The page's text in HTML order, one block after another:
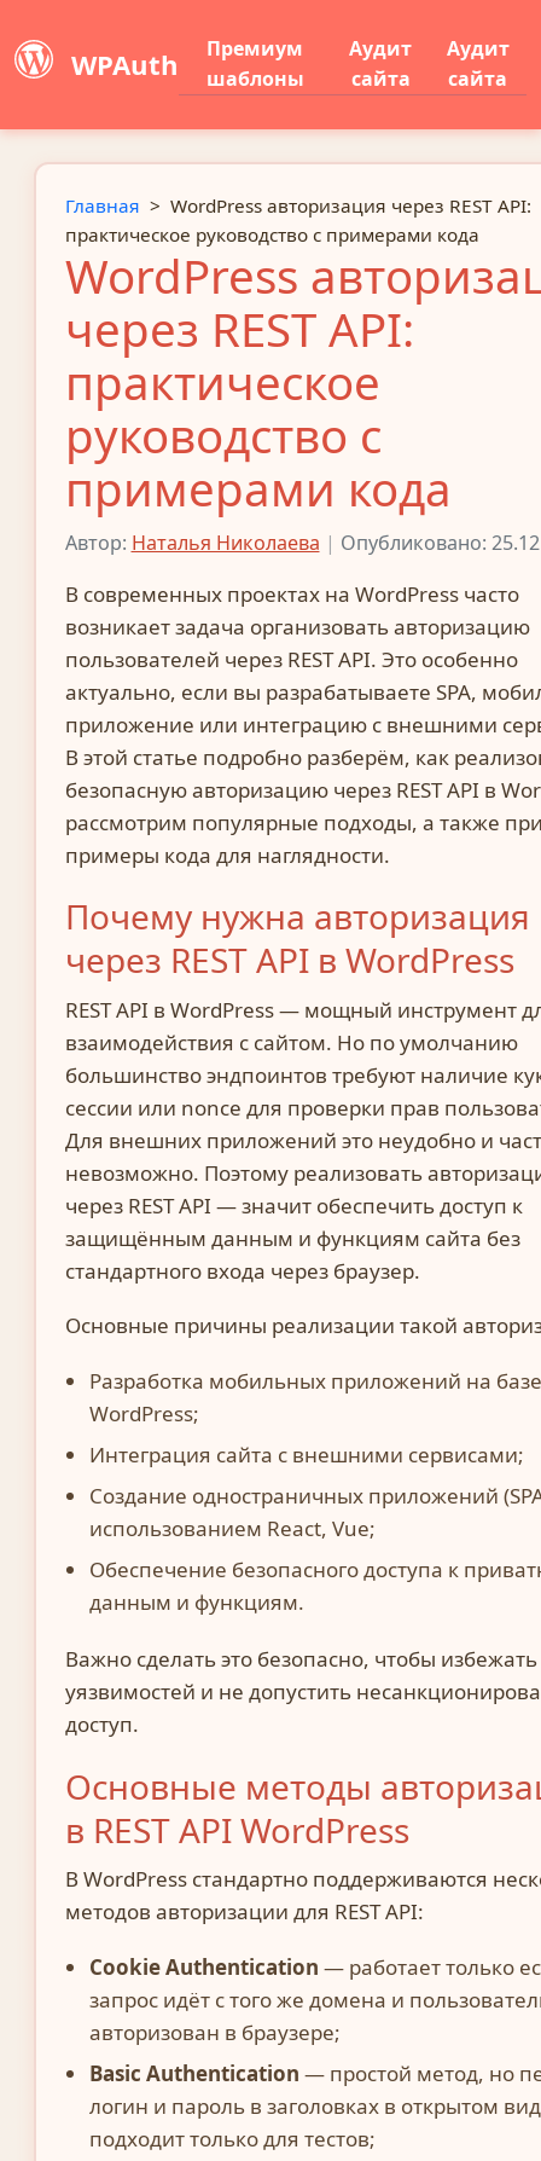
WPAuth
Премиум
шаблоны
Аудит
сайта
Аудит
сайта
Главная > WordPress авторизация через REST API:
практическое руководство с примерами кода
WordPress
через REST API:
практическое
руководство с
примерами кода
Автор: Наталья Николаева | Опубликовано:
В современных проектах на WordPress часто
возникает задача организовать авторизацию
пользователей через REST API. Это особенно
актуально, если вы разрабатываете SPA,
приложение или интеграцию с внешними
В этой статье подробно разберём, как
безопасную авторизацию через REST API в
рассмотрим популярные подходы, а также
примеры кода для наглядности.
Почему нужна авторизация
через REST API в WordPress
REST API в WordPress — мощный инструмент
взаимодействия с сайтом. Но по умолчанию
большинство эндпоинтов требуют наличие
сессии или nonce для проверки прав
Для внешних приложений это неудобно и
невозможно. Поэтому реализовать
через REST API — значит обеспечить доступ к
защищённым данным и функциям сайта без
стандартного входа через браузер.
Основные причины реализации такой
Разработка мобильных приложений на
WordPress;
Интеграция сайта с внешними сервисами;
Создание одностраничных приложений
использованием React, Vue;
Обеспечение безопасного доступа к
данным и функциям.
Важно сделать это безопасно, чтобы избежать
уязвимостей и не допустить
доступ.
Основные методы
в REST API WordPress
В WordPress стандартно поддерживаются
методов авторизации для REST API:
Cookie Authentication — работает только
запрос идёт с того же домена и
авторизован в браузере;
Basic Authentication — простой метод, но
логин и пароль в заголовках в открытом
подходит только для тестов;